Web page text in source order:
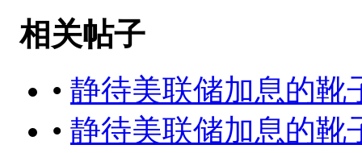
相关帖子
• 静待美联储加息的靴
• 静待美联储加息的靴